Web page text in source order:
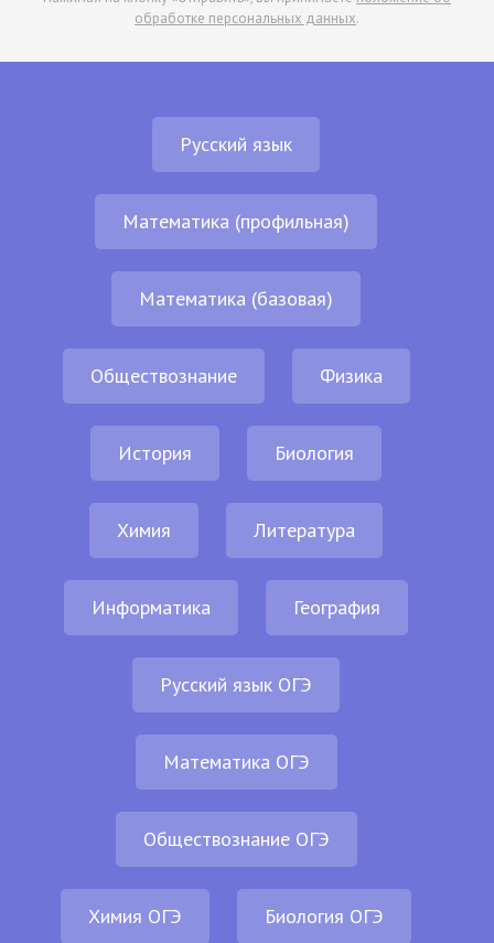
обработке персональных данных.
Русский язык
Математика (профильная)
Математика (базовая)
Обществознание Физика
История Биология
Химия Литература
Информатика География
Русский язык ОГЭ
Математика ОГЭ
Обществознание ОГЭ
Химия ОГЭ Биология ОГЭ